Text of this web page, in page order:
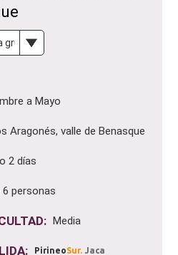
a Mayo
Aragonés, valle de Benasque
2 días
6 personas
Media
PirineoSur. Jaca